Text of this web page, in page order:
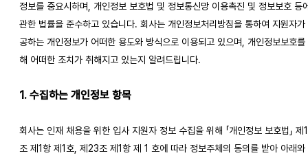
정보를 중요시하며, 개인정보 보호법 및 정보통신망 이용촉진 및 정보보호 등
관한 법률을 준수하고 있습니다. 회사는 개인정보처리방침을 통하여 지원자가
공하는 개인정보가 어떠한 용도와 방식으로 이용되고 있으며, 개인정보보호를
해 어떠한 조치가 취해지고 있는지 알려드립니다.
1. 수집하는 개인정보 항목
회사는 인재 채용을 위한 입사 지원자 정보 수집을 위해 「개인정보 보호법」 제
조 제1항 제1호, 제23조 제1항 제 1 호에 따라 정보주체의 동의를 받아 아래와